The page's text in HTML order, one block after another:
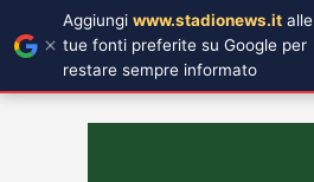
Aggiungi www.stadionews.it alle
tue fonti preferite su Google per
restare sempre informato